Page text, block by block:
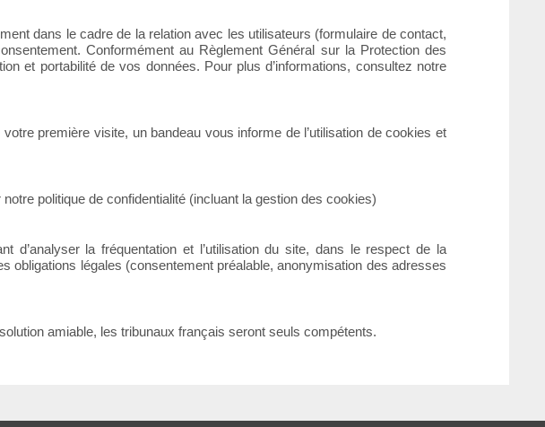
dans le cadre de la relation avec les utilisateurs (formulaire de contact,
Conformément au Règlement Général sur la Protection des
et portabilité de vos données. Pour plus d’informations, consultez notre
première visite, un bandeau vous informe de l’utilisation de cookies et
politique de confidentialité (incluant la gestion des cookies)
d’analyser la fréquentation et l’utilisation du site, dans le respect de la
obligations légales (consentement préalable, anonymisation des adresses
amiable, les tribunaux français seront seuls compétents.